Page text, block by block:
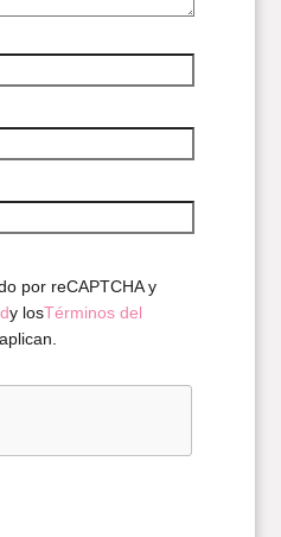
por reCAPTCHA y
y losTérminos del